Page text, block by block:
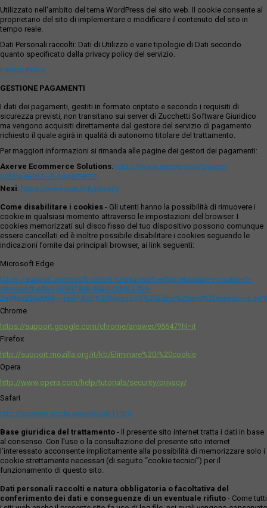
Utilizzato nell'ambito del tema WordPress del sito web. Il cookie consente al
proprietario del sito di implementare o modificare il contenuto del sito in
tempo reale.
Dati Personali raccolti: Dati di Utilizzo e varie tipologie di Dati secondo
quanto specificato dalla privacy policy del servizio.
Privacy Policy
GESTIONE PAGAMENTI
I dati dei pagamenti, gestiti in formato criptato e secondo i requisiti di
sicurezza previsti, non transitano sui server di Zucchetti Software Giuridico
ma vengono acquisiti direttamente dal gestore del servizio di pagamento
richiesto il quale agirà in qualità di autonomo titolare del trattamento.
Per maggiori informazioni si rimanda alle pagine dei gestori dei pagamenti:
Axerve Ecommerce Solutions: https://www.axerve.com/privacy-
policy/servizi-di-pagamento
Nexi: https://www.nexi.it/it/privacy
Come disabilitare i cookies - Gli utenti hanno la possibilità di rimuovere i
cookie in qualsiasi momento attraverso le impostazioni del browser. I
cookies memorizzati sul disco fisso del tuo dispositivo possono comunque
essere cancellati ed è inoltre possibile disabilitare i cookies seguendo le
indicazioni fornite dai principali browser, ai link seguenti:
Microsoft Edge
https://support.microsoft.com/it-it/microsoft-edge/eliminare-i-cookie-in-
microsoft-edge-63947406-40ac-c3b8-57b9-
Chrome
https://support.google.com/chrome/answer/95647?hl=it
Firefox
http://support.mozilla.org/it/kb/Eliminare%20i%20cookie
Opera
http://www.opera.com/help/tutorials/security/privacy/
Safari
http://support.apple.com/kb/ph11920
Base giuridica del trattamento - Il presente sito internet tratta i dati in base
al consenso. Con l'uso o la consultazione del presente sito internet
l’interessato acconsente implicitamente alla possibilità di memorizzare solo i
cookie strettamente necessari (di seguito “cookie tecnici”) per il
funzionamento di questo sito.
Dati personali raccolti e natura obbligatoria o facoltativa del
conferimento dei dati e conseguenze di un eventuale rifiuto - Come tutti